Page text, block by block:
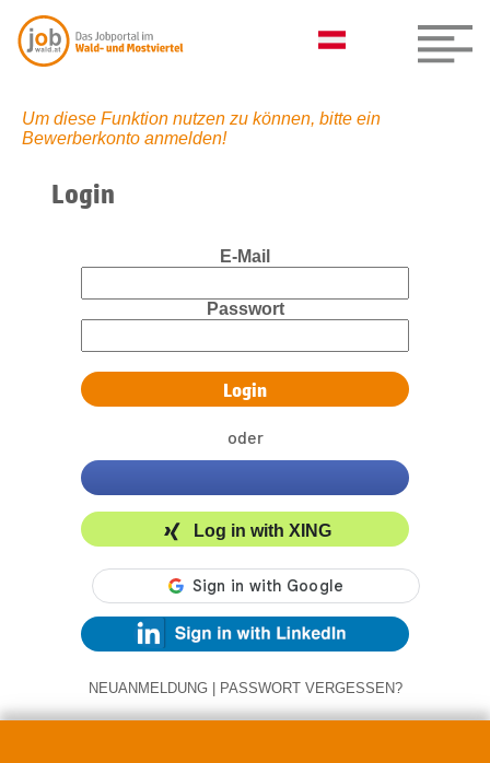
Um diese Funktion nutzen zu können, bitte ein
Bewerberkonto anmelden!
Login
E-Mail
Passwort
oder
Log in with XING
NEUANMELDUNG | PASSWORT VERGESSEN?